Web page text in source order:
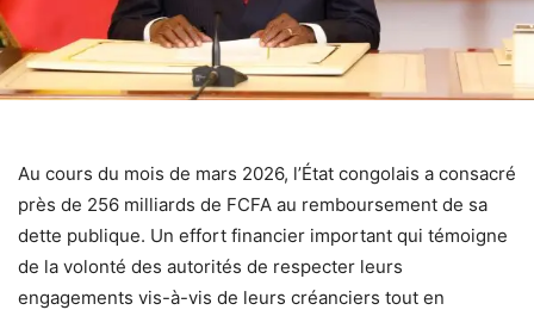
Au cours du mois de mars 2026, l’État congolais a consacré
près de 256 milliards de FCFA au remboursement de sa
dette publique. Un effort financier important qui témoigne
de la volonté des autorités de respecter leurs
engagements vis-à-vis de leurs créanciers tout en